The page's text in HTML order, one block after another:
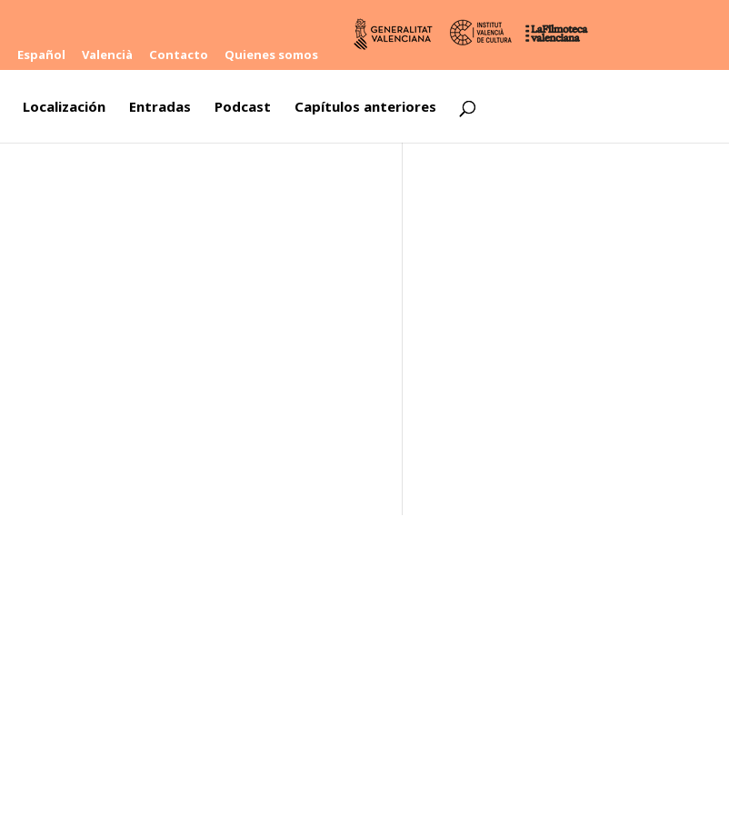
Español Valencià Contacto Quienes somos
Localización Entradas Podcast Capítulos anteriores